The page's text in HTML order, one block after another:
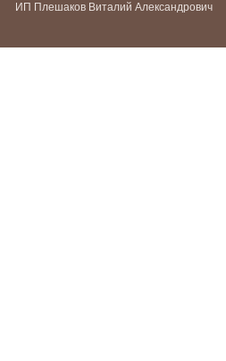
ИП Плешаков Виталий Александрович